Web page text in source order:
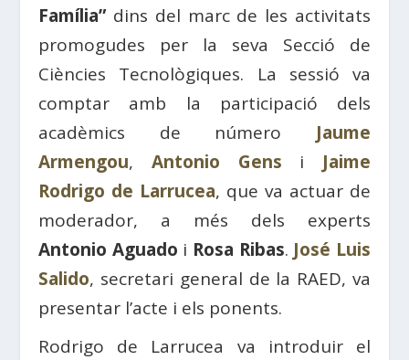
Família”dins del marc de les activitats
promogudes per la seva Secció de
Ciències Tecnològiques. La sessió va
comptar amb la participació dels
acadèmics de número Jaume
Armengou, Antonio Gens i Jaime
Rodrigo de Larrucea, que va actuar de
moderador, a més dels experts
Antonio Aguado i Rosa Ribas. José Luis
Salido, secretari general de la RAED, va
presentar l’acte i els ponents.
Rodrigo de Larrucea va introduir el